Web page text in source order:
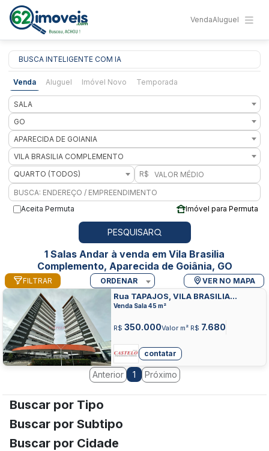
VendaAluguel
BUSCA INTELIGENTE COM IA
Venda Aluguel Imóvel Novo Temporada
SALA
GO
APARECIDA DE GOIANIA
VILA BRASILIA COMPLEMENTO
QUARTO (TODOS)
R$
Aceita Permuta Imóvel para Permuta
PESQUISAR
1 Salas Andar à venda em Vila Brasilia
Complemento, Aparecida de Goiânia, GO
FILTRAR ORDENAR VER NO MAPA
Rua TAPAJOS, VILA BRASILIA
COMPLEMENTO, APARECIDA DE
Venda Sala 45 m²
R$ 350.000Valor m² R$ 7.680
contatar
Anterior 1 Próximo
Buscar por Tipo
Buscar por Subtipo
Buscar por Cidade